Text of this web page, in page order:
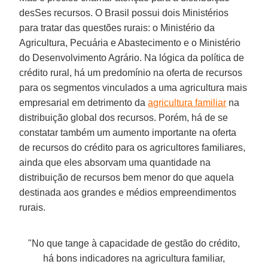
desSes recursos. O Brasil possui dois Ministérios
para tratar das questões rurais: o Ministério da
Agricultura, Pecuária e Abastecimento e o Ministério
do Desenvolvimento Agrário. Na lógica da política de
crédito rural, há um predomínio na oferta de recursos
para os segmentos vinculados a uma agricultura mais
empresarial em detrimento daagricultura familiar na
distribuição global dos recursos. Porém, há de se
constatar também um aumento importante na oferta
de recursos do crédito para os agricultores familiares,
ainda que eles absorvam uma quantidade na
distribuição de recursos bem menor do que aquela
destinada aos grandes e médios empreendimentos
rurais.
"No que tange à capacidade de gestão do crédito,
há bons indicadores na agricultura familiar,